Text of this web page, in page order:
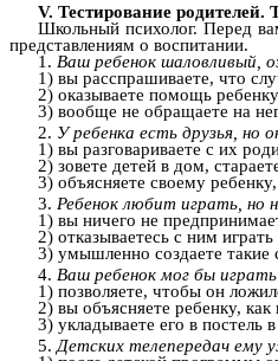
V. Тестирование
Школьный психолог. Перед
представлениям о воспитании.
1. Ваш ребенок шаловливый,
1) вы расспрашиваете, что
2) оказываете помощь
3) вообще не обращаете на
2. У ребенка есть друзья, но
1) вы разговариваете с их
2) зовете детей в дом,
3) объясняете своему
3. Ребенок любит играть, но
1) вы ничего не
2) отказываетесь с ним
3) умышленно создаете такие
4. Ваш ребенок мог бы
1) позволяете, чтобы он
2) вы объясняете ребенку,
3) укладываете его в постель
5. Детских телепередач ему